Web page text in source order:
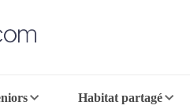
Habitat partagé